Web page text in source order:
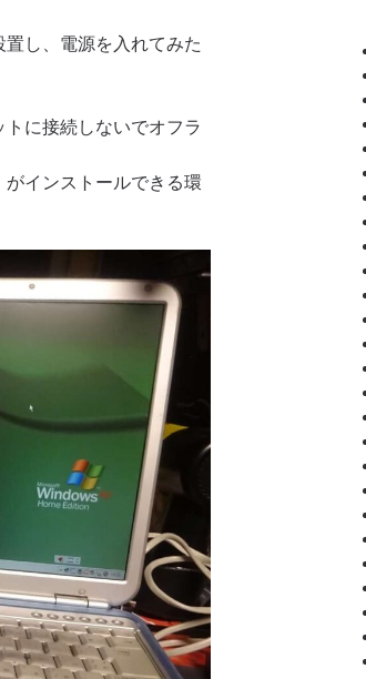
し、電源を入れてみた
に接続しないでオフラ
インストールできる環